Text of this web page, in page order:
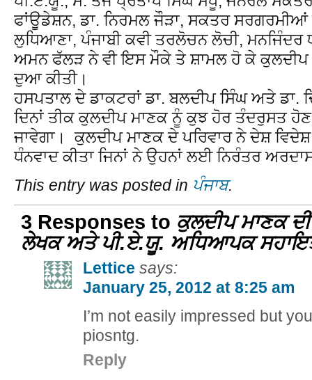
ਫਾਂਊਡੇਸ਼ਨ, ਡਾ. ਨਿਰਮਲ ਜੌੜਾ, ਸਕਤਰ ਸਰਗਰਮੀਆਂ
ਲੁਧਿਆਣਾ, ਪੰਜਾਬੀ ਕਵੀ ਤਰਲੋਚਨ ਲੋਚੀ, ਮਨਜਿੰਦਰ
ਅਮਨ ਫੱਲੜ ਨੇ ਵੀ ਇਸ ਮੌਕੇ ਤੇ ਸ਼ਾਮਲ ਹੋ ਕੇ ਕੁਲਦੀਪ
ਦੁਆ ਕੀਤੀ।
ਹਸਪਤਾਲ ਦੇ ਡਾਕਟਰਾਂ ਡਾ. ਬਲਦੀਪ ਸਿੰਘ ਅਤੇ
ਦਿਨਾਂ ਤੀਕ ਕੁਲਦੀਪ ਮਾਣਕ ਨੂੰ ਕੁਝ ਹੋਰ ਤੰਦਰੁਸਤ
ਜਾਵੇਗਾ। ਕੁਲਦੀਪ ਮਾਣਕ ਦੇ ਪਰਿਵਾਰ ਨੇ ਦੇਸ਼
ਧੰਨਵਾਦ ਕੀਤਾ ਜਿਨਾਂ ਨੇ ਉਹਨਾਂ ਲਈ ਨਿਰੰਤਰ
This entry was posted in ਪੰਜਾਬ.
3 Responses to ਕੁਲਦੀਪ ਮਾਣਕ
ਲੇਖਕ ਅਤੇ ਪੀ.ਏ.ਯੂ. ਅਧਿਆਪਕ
Lettice says:
January 25, 2012 at 8:25 am
I’m not easily impressed but
piosntg.
Reply